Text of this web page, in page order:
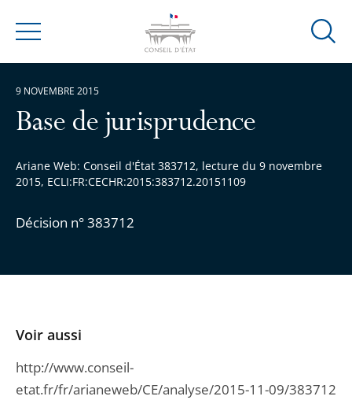
Menu
Ouvrir
Base de jurisprudence
Ariane Web: Conseil d'État 383712, lecture du 9 novembre
2015, ECLI:FR:CECHR:2015:383712.20151109
Décision n° 383712
9 NOVEMBRE 2015
Voir aussi
http://www.conseil-
etat.fr/fr/arianeweb/CE/analyse/2015-11-09/383712